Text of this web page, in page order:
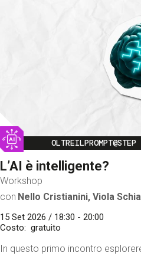
Image
OLTREILPROMPT@STEP
L’AI è intelligente?
Workshop
con Nello Cristianini, Viola
15 Set 2026 / 18:30 - 20:00
Costo
gratuito
In questo primo incontro